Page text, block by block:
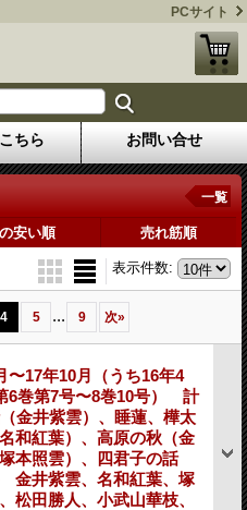
PCサイト
ちら お問い合せ
一覧
安い順 売れ筋順
表示件数:
4 5 ... 9 次»
17年10月（うち16年4
6巻第7号〜8巻10号） 計
金井紫雲）、睡蓮、樺太
和紅葉）、高原の秋（金
本照雲）、四君子の話
金井紫雲、名和紅葉、塚
松田勝人、小武山華枝、